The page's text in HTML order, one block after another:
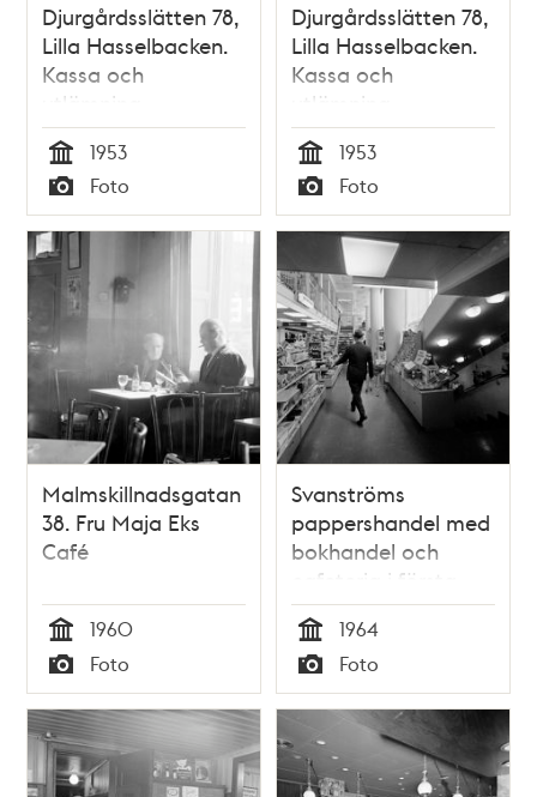
Djurgårdsslätten 78,
Lilla Hasselbacken.
Kassa och
utlämning
Tid
1953
Typ
Foto
Djurgårdsslätten 78,
Lilla Hasselbacken.
Kassa och
utlämning
Tid
1953
Typ
Foto
Malmskillnadsgatan
38. Fru Maja Eks
Café
Tid
1960
Typ
Foto
Svanströms
pappershandel med
bokhandel och
cafeteria i första
höghuset
Tid
1964
Typ
Foto